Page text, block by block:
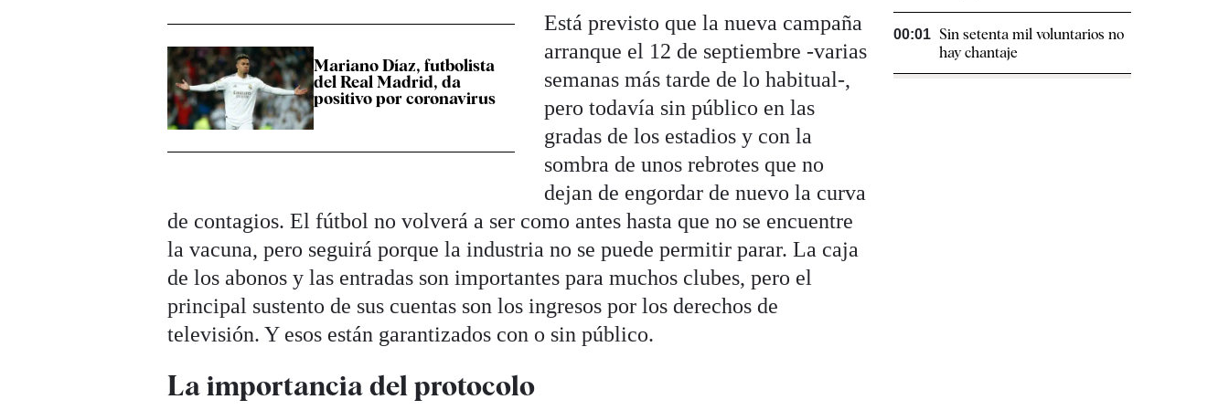
Mariano Díaz, futbolista
del Real Madrid, da
positivo por coronavirus
Está previsto que la nueva campaña
arranque el 12 de septiembre -varias
semanas más tarde de lo habitual-,
pero todavía sin público en las
gradas de los estadios y con la
sombra de unos rebrotes que no
dejan de engordar de nuevo la curva
de contagios. El fútbol no volverá a ser como antes hasta que no se encuentre
la vacuna, pero seguirá porque la industria no se puede permitir parar. La caja
de los abonos y las entradas son importantes para muchos clubes, pero el
principal sustento de sus cuentas son los ingresos por los derechos de
televisión. Y esos están garantizados con o sin público.
La importancia del protocolo
00:01 Sin setenta mil voluntarios no
hay chantaje